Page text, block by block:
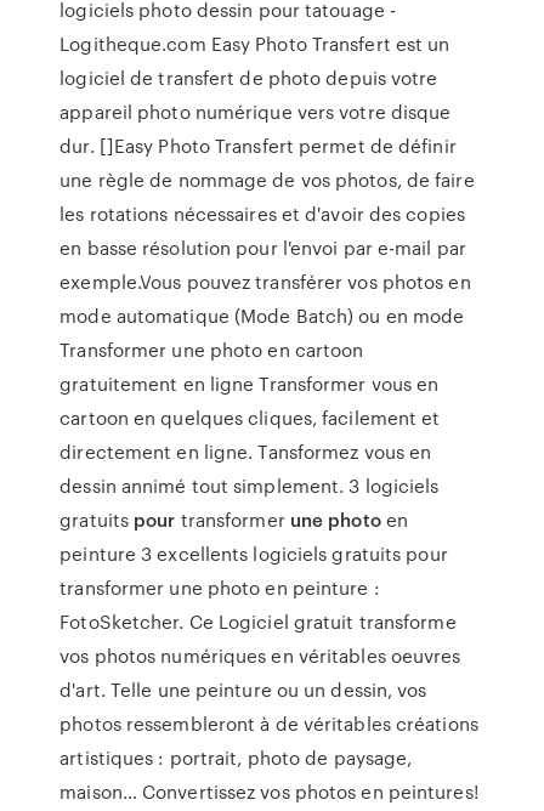
logiciels photo dessin pour tatouage -
Logitheque.com Easy Photo Transfert est un
logiciel de transfert de photo depuis votre
appareil photo numérique vers votre disque
dur. []Easy Photo Transfert permet de définir
une règle de nommage de vos photos, de faire
les rotations nécessaires et d'avoir des copies
en basse résolution pour l'envoi par e-mail par
exemple.Vous pouvez transférer vos photos en
mode automatique (Mode Batch) ou en mode
Transformer une photo en cartoon
gratuitement en ligne Transformer vous en
cartoon en quelques cliques, facilement et
directement en ligne. Tansformez vous en
dessin annimé tout simplement. 3 logiciels
gratuits pour transformer une photoen
peinture 3 excellents logiciels gratuits pour
transformer une photo en peinture :
FotoSketcher. Ce Logiciel gratuit transforme
vos photos numériques en véritables oeuvres
d'art. Telle une peinture ou un dessin, vos
photos ressembleront à de véritables créations
artistiques : portrait, photo de paysage,
maison… Convertissez vos photos en peintures!